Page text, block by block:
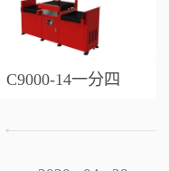
C9000-14一分四